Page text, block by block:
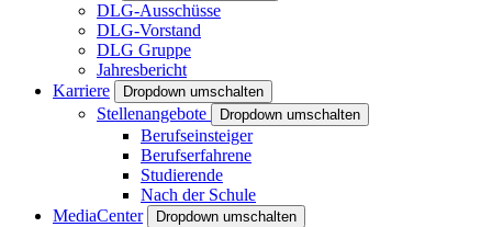
DLG-Ausschüsse
DLG-Vorstand
DLG Gruppe
Jahresbericht
Karriere
Dropdown umschalten
Stellenangebote Dropdown umschalten
Berufseinsteiger
Berufserfahrene
Studierende
Nach der Schule
MediaCenter
Dropdown umschalten